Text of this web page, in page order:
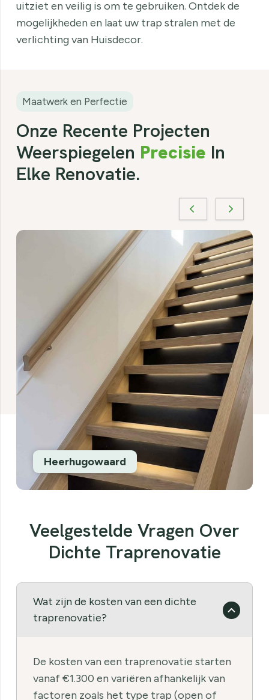
uitziet en veilig is om te gebruiken. Ontdek de
mogelijkheden en laat uw trap stralen met de
verlichting van Huisdecor.
Maatwerk en Perfectie
Onze Recente Projecten
Weerspiegelen Precisie In
Elke Renovatie.
traprenovatie-4
Veelgestelde Vragen Over
Dichte Traprenovatie
Wat zijn de kosten van een dichte
traprenovatie?
De kosten van een traprenovatie starten
vanaf €1.300 en variëren afhankelijk van
factoren zoals het type trap (open of